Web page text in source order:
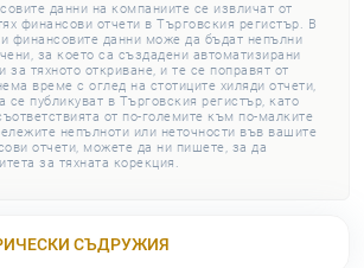
данни на компаниите се извличат от
финансови отчети в Търговския регистър. В
финансовите данни може да бъдат непълни
за което са създадени автоматизирани
за тяхното откриване, и те се поправят от
време с оглед на стотиците хиляди отчети,
се публикуват в Търговския регистър, като
от по-големите към по-малките
непълноти или неточности във вашите
отчети, можете да ни пишете, за да
за тяхната корекция.
СЪДРУЖИЯ